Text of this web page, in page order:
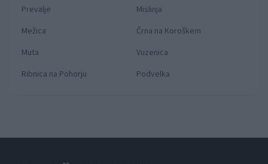
Prevalje
Mislinja
Mežica
Črna na Koroškem
Muta
Vuzenica
Ribnica na Pohorju
Podvelka